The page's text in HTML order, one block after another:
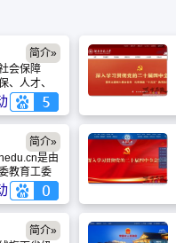
会保障
、人才、
打造阳
社服务窗
简介»
是由
教育工委
息中心承
站，在“集
“坚持以人
”思想指导
简介»
简介»